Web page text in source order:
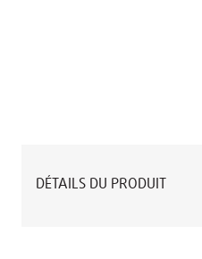
DÉTAILS DU PRODUIT